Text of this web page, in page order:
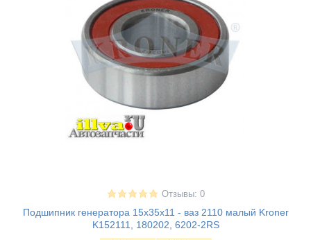
Отзывы: 0
Подшипник генератора 15х35х11 - ваз 2110 малый Kroner
K152111, 180202, 6202-2RS